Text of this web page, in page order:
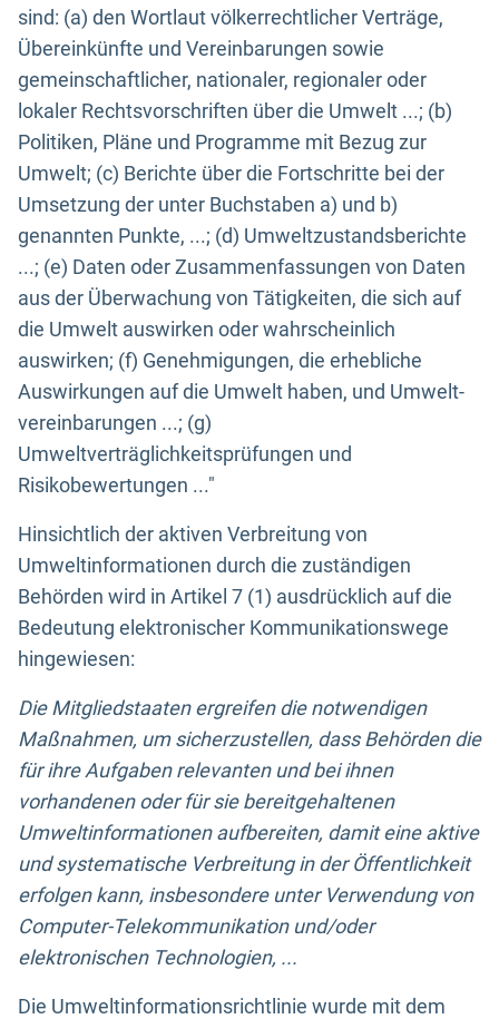
sind: (a) den Wortlaut völkerrechtlicher Verträge,
Übereinkünfte und Vereinbarungen sowie
gemeinschaftlicher, nationaler, regionaler oder
lokaler Rechtsvorschriften über die Umwelt ...; (b)
Politiken, Pläne und Programme mit Bezug zur
Umwelt; (c) Berichte über die Fortschritte bei der
Umsetzung der unter Buchstaben a) und b)
genannten Punkte, ...; (d) Umweltzustandsberichte
...; (e) Daten oder Zusammenfassungen von Daten
aus der Überwachung von Tätigkeiten, die sich auf
die Umwelt auswirken oder wahrscheinlich
auswirken; (f) Genehmigungen, die erhebliche
Auswirkungen auf die Umwelt haben, und Umwelt-
vereinbarungen ...; (g)
Umweltverträglichkeitsprüfungen und
Risikobewertungen ..."
Hinsichtlich der aktiven Verbreitung von
Umweltinformationen durch die zuständigen
Behörden wird in Artikel 7 (1) ausdrücklich auf die
Bedeutung elektronischer Kommunikationswege
hingewiesen:
Die Mitgliedstaaten ergreifen die notwendigen
Maßnahmen, um sicherzustellen, dass Behörden die
für ihre Aufgaben relevanten und bei ihnen
vorhandenen oder für sie bereitgehaltenen
Umweltinformationen aufbereiten, damit eine aktive
und systematische Verbreitung in der Öffentlichkeit
erfolgen kann, insbesondere unter Verwendung von
Computer-Telekommunikation und/oder
elektronischen Technologien, ...
Die Umweltinformationsrichtlinie wurde mit dem